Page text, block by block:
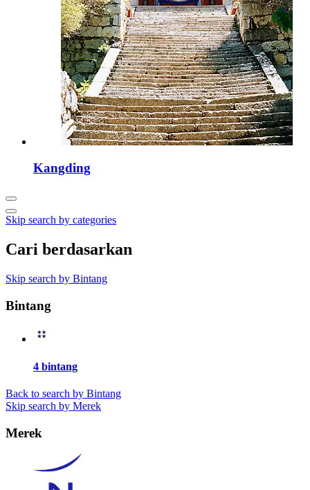
Kangding
Skip search by categories
Cari berdasarkan
Skip search by Bintang
Bintang
4 bintang
Back to search by Bintang
Skip search by Merek
Merek